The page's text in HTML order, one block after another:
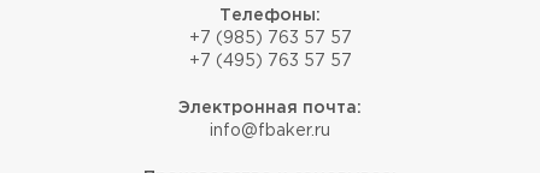
Телефоны:
+7 (985) 763 57 57
+7 (495) 763 57 57
Электронная почта:
info@fbaker.ru